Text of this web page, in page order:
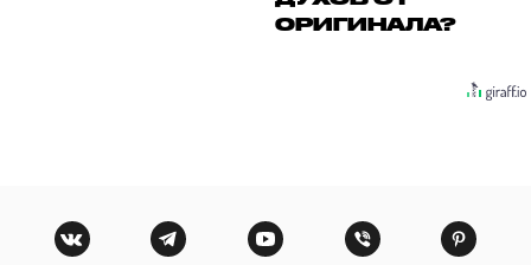
ОРИГИНАЛА?